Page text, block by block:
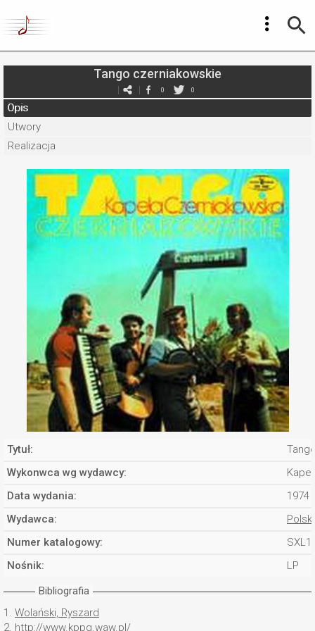
Tango czerniakowskie
0 0
Opis
Utwory
Realizacja
Tytuł:
Wykonwca wg wydawcy:
Data wydania:
1974
Wydawca:
Numer katalogowy:
Nośnik:
LP
Bibliografia
1. Wolański, Ryszard
2. http://www.kppg.waw.pl/